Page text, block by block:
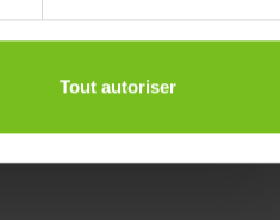
Tout autoriser